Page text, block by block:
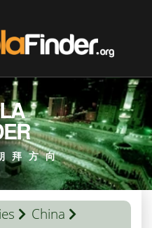
拜方向
China